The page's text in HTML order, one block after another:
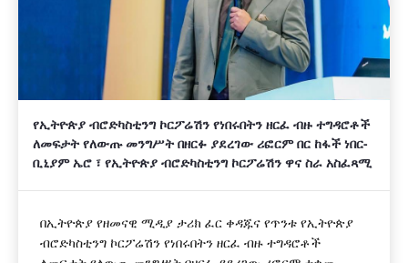
የኢትዮጵያ ብሮድካስቲንግ ኮርፖሬሽን የነበሩበትን ዘርፈ ብዙ ተግዳሮቶች
ለመፍታት የለውጡ መንግሥት በዘርፉ ያደረገው ሪፎርም በር ከፋች ነበር-
ቢኒያም ኤሮ ፣ የኢትዮጵያ ብሮድካስቲንግ ኮርፖሬሽን ዋና ስራ አስፈጻሚ
በኢትዮጵያ የዘመናዊ ሚዲያ ታሪክ ፈር ቀዳጁና የጥንቱ የኢትዮጵያ
ብሮድካስቲንግ ኮርፖሬሽን የነበሩበትን ዘርፈ ብዙ ተግዳሮቶች